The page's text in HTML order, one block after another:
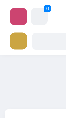
0